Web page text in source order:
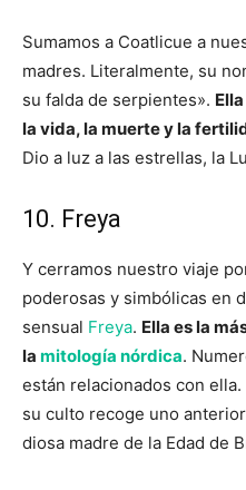
Sumamos a Coatlicue a
madres. Literalmente, su
su falda de serpientes».
la vida, la muerte y la
Dio a luz a las estrellas, la
10. Freya
Y cerramos nuestro viaje
poderosas y simbólicas en
sensual Freya. Ella es la
la mitología nórdica.
están relacionados con
su culto recoge uno
diosa madre de la Edad de